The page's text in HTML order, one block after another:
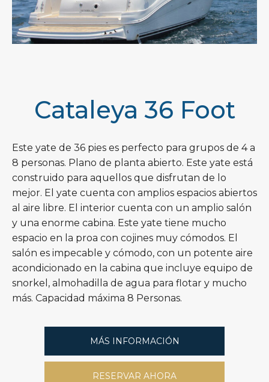
Cataleya 36 Foot
Este yate de 36 pies es perfecto para grupos de 4 a
8 personas. Plano de planta abierto. Este yate está
construido para aquellos que disfrutan de lo
mejor. El yate cuenta con amplios espacios abiertos
al aire libre. El interior cuenta con un amplio salón
y una enorme cabina. Este yate tiene mucho
espacio en la proa con cojines muy cómodos. El
salón es impecable y cómodo, con un potente aire
acondicionado en la cabina que incluye equipo de
snorkel, almohadilla de agua para flotar y mucho
más. Capacidad máxima 8 Personas.
MÁS INFORMACIÓN
RESERVAR AHORA